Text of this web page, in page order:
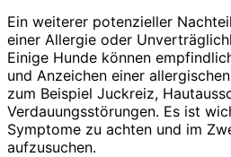
Ein weiterer potenzieller
einer Allergie oder
Einige Hunde können
und Anzeichen einer
zum Beispiel Juckreiz,
Verdauungsstörungen. Es ist
Symptome zu achten und im
aufzusuchen.